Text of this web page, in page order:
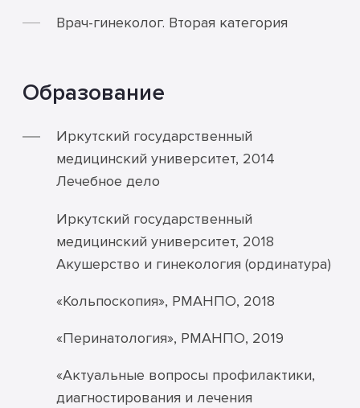
Врач-гинеколог. Вторая категория
Образование
Иркутский государственный
медицинский университет, 2014
Лечебное дело
Иркутский государственный
медицинский университет, 2018
Акушерство и гинекология (ординатура)
«Кольпоскопия», РМАНПО, 2018
«Перинатология», РМАНПО, 2019
«Актуальные вопросы профилактики,
диагностирования и лечения